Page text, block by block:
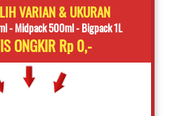
VARIAN & UKURAN
- Midpack 500ml - Bigpack 1L
ONGKIR Rp 0,-